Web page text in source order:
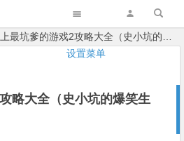
设置菜单
最坑爹的游戏2攻略大全（史小坑的爆笑生活2）
略大全（史小坑的爆笑生